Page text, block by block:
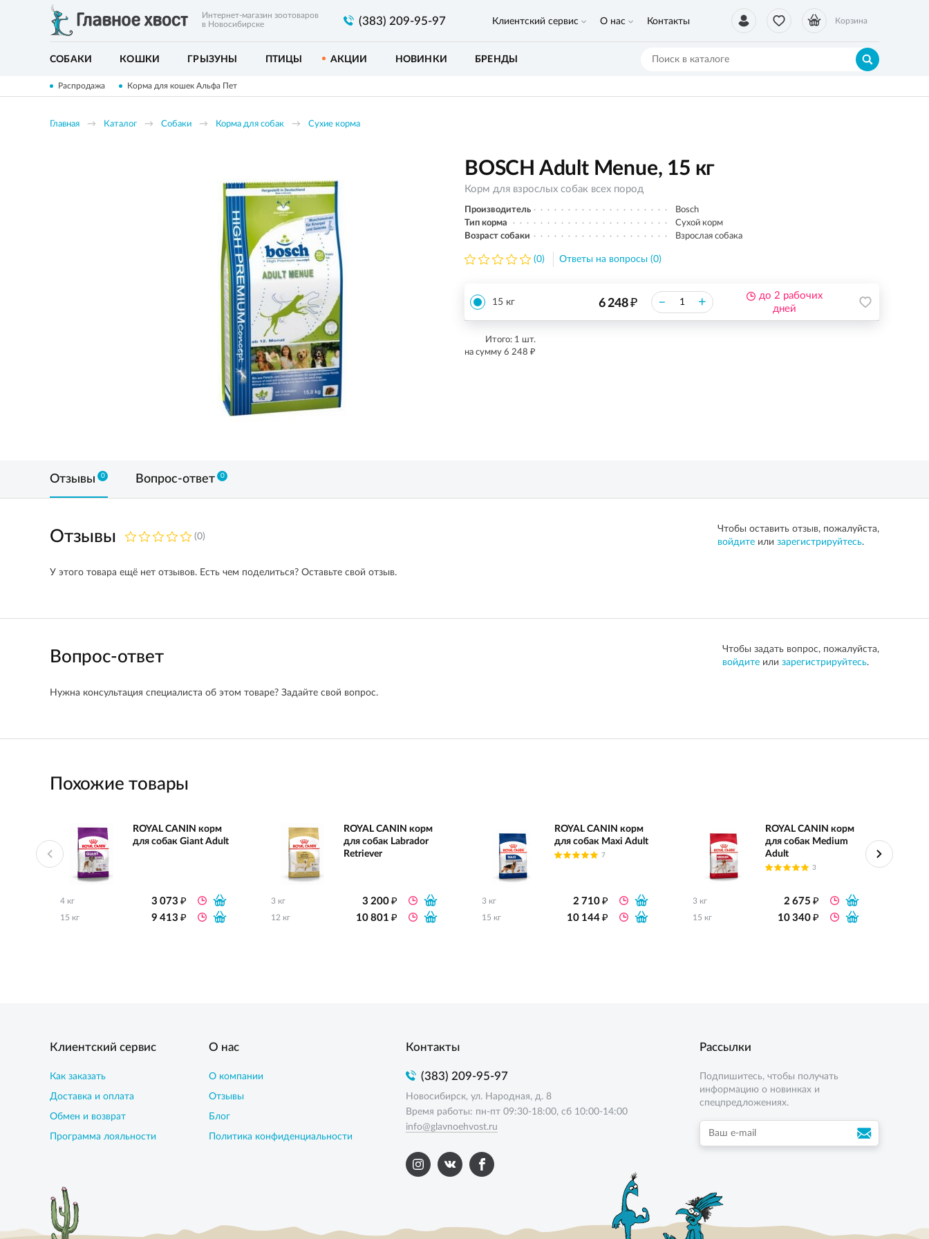
Интернет-магазин зоотоваров
в Новосибирске
(383) 209-95-97 Корзина
Клиентский сервис О нас Контакты
СОБАКИ КОШКИ ГРЫЗУНЫ ПТИЦЫ АКЦИИ НОВИНКИ БРЕНДЫ
Распродажа Корма для кошек Альфа Пет
Главная Каталог Собаки Корма для собак Сухие корма
BOSCH Adult Menue, 15 кг
Корм для взрослых собак всех пород
Производитель
Bosch
Тип корма
Сухой корм
Возраст собаки
Взрослая собака
(0) Ответы на вопросы (0)
15 кг 6 248₽ – +
до 2 рабочих
дней
Итого: 1 шт.
на сумму 6 248 ₽
Отзывы 0 Вопрос-ответ 0
Отзывы (0)
Чтобы оставить отзыв, пожалуйста,
войдите или зарегистрируйтесь.
У этого товара ещё нет отзывов. Есть чем поделиться? Оставьте свой отзыв.
Вопрос-ответ
Чтобы задать вопрос, пожалуйста,
войдите или зарегистрируйтесь.
Нужна консультация специалиста об этом товаре? Задайте свой вопрос.
Похожие товары
ROYAL CANIN корм
для собак Giant Adult
4 кг 3 073₽
15 кг 9 413₽
ROYAL CANIN корм
для собак Labrador
Retriever
3 кг 3 200₽
12 кг 10 801₽
ROYAL CANIN корм
для собак Maxi Adult
7
3 кг 2 710₽
15 кг 10 144₽
ROYAL CANIN корм
для собак Medium
Adult
3
3 кг 2 675₽
15 кг 10 340₽
Клиентский сервис
Как заказать
Доставка и оплата
Обмен и возврат
Программа лояльности
О нас
О компании
Отзывы
Блог
Политика конфиденциальности
Контакты
(383) 209-95-97
Новосибирск, ул. Народная, д. 8
Время работы: пн-пт 09:30-18:00, сб 10:00-14:00
info@glavnoehvost.ru
Рассылки
Подпишитесь, чтобы получать
информацию о новинках и
спецпредложениях.